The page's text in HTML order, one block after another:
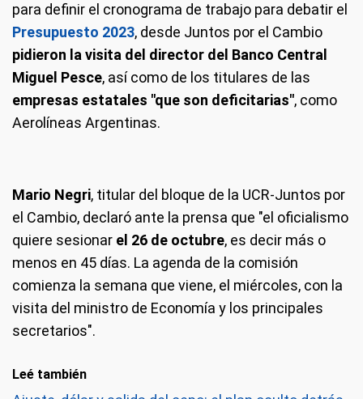
para definir el cronograma de trabajo para debatir el
Presupuesto 2023, desde Juntos por el Cambio
pidieron la visita del director del Banco Central
Miguel Pesce, así como de los titulares de las
empresas estatales "que son deficitarias", como
Aerolíneas Argentinas.
Mario Negri, titular del bloque de la UCR-Juntos por
el Cambio, declaró ante la prensa que "el oficialismo
quiere sesionar el 26 de octubre, es decir más o
menos en 45 días. La agenda de la comisión
comienza la semana que viene, el miércoles, con la
visita del ministro de Economía y los principales
secretarios".
Leé también